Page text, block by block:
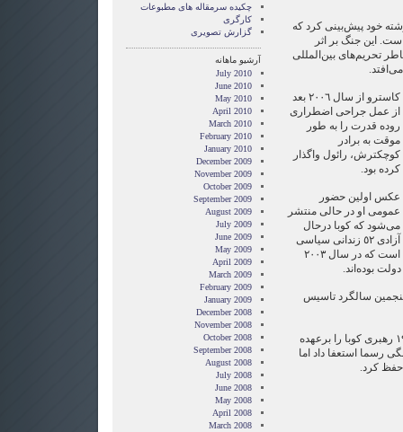
خود پیش‌بینی کرد که
این جنگ بر اثر
تحریم‌های بین‌المللی
کاسترو از سال ٢٠٠٦ بعد
از عمل جراحی اضطراری
روده قدرت را به طور
موقت به برادر
کوچکترش، رائول واگذار
کرده بود.
عکس اولین حضور
عمومی او در حالی منتشر
می‌شود که کوبا درحال
آزادی ٥٢ زندانی سیاسی
است که در سال ٢٠٠٣
بوده‌اند.
سالگرد تاسیس
فیدل کاسترو در انقلاب سال ١٩٥٩ رهبری کوبا را برعهده
از سال ٢٠٠٨در ٧٩ سالگی رسما استعفا داد اما
کرد.
چکیده سرمقاله های مطبوعات
کارگری
گزارش تصويری
آرشیو ماهانه
July 2010
June 2010
May 2010
April 2010
March 2010
February 2010
January 2010
December 2009
November 2009
October 2009
September 2009
August 2009
July 2009
June 2009
May 2009
April 2009
March 2009
February 2009
January 2009
December 2008
November 2008
October 2008
September 2008
August 2008
July 2008
June 2008
May 2008
April 2008
March 2008